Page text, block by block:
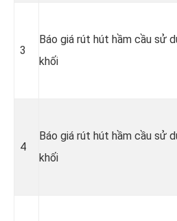
3
Báo giá rút hút hầm cầu sử
khối
4
Báo giá rút hút hầm cầu sử
khối